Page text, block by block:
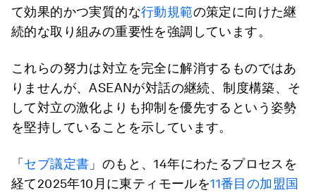
て効果的かつ実質的な行動規範の策定に向けた継
続的な取り組みの重要性を強調しています。
これらの努力は対立を完全に解消するものではあ
りませんが、ASEANが対話の継続、制度構築、そ
して対立の激化よりも抑制を優先するという姿勢
を堅持していることを示しています。
「 セブ議定書 」のもと、14年にわたるプロセスを
経て2025年10月に東ティモールを11番目の加盟国